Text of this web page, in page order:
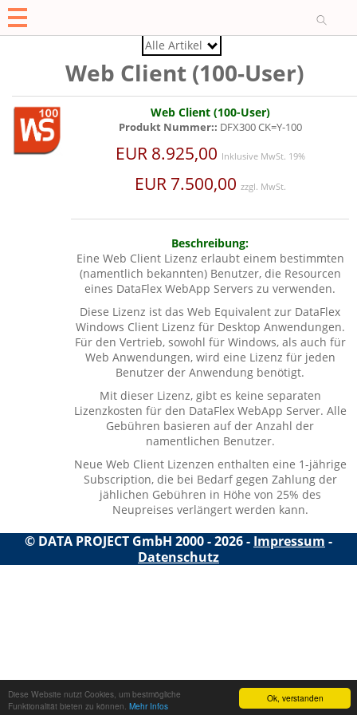
Ok, verstanden
Diese Website nutzt Cookies, um bestmögliche
Funktionalität bieten zu können. Mehr Infos
O
Web Client (100-User)
Web Client (100-User)
Produkt Nummer:: DFX300 CK=Y-100
EUR 8.925,00 Inklusive MwSt. 19%
EUR 7.500,00 zzgl. MwSt.
Beschreibung:
Eine Web Client Lizenz erlaubt einem bestimmten
(namentlich bekannten) Benutzer, die Resourcen
eines DataFlex WebApp Servers zu verwenden.
Diese Lizenz ist das Web Equivalent zur DataFlex
Windows Client Lizenz für Desktop Anwendungen.
Für den Vertrieb, sowohl für Windows, als auch für
Web Anwendungen, wird eine Lizenz für jeden
Benutzer der Anwendung benötigt.
Mit dieser Lizenz, gibt es keine separaten
Lizenzkosten für den DataFlex WebApp Server. Alle
Gebühren basieren auf der Anzahl der
namentlichen Benutzer.
Neue Web Client Lizenzen enthalten eine 1-jährige
Subscription, die bei Bedarf gegen Zahlung der
jählichen Gebühren in Höhe von 25% des
Neupreises verlängert werden kann.
Alle Artikel
© DATA PROJECT GmbH 2000 - 2026 - Impressum -
Datenschutz